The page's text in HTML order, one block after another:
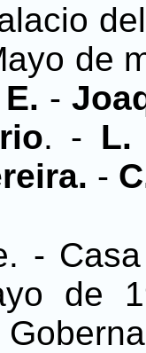
de
-
. - L.
-
-
de